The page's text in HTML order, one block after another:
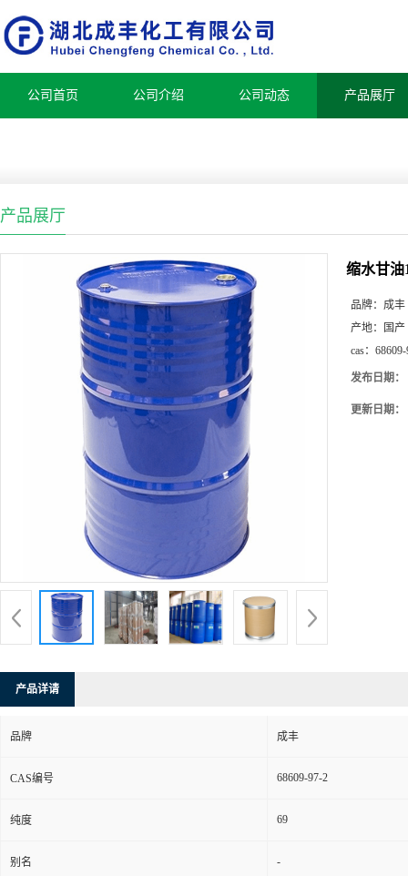
公司首页 公司介绍 公司动态 产品展厅
产品展厅
缩水甘油
品牌： 成丰
产地：
国产
cas：
发布日期：
更新日期：
产品详请
品牌 成丰
CAS编号 68609-97-2
纯度 69
别名 -